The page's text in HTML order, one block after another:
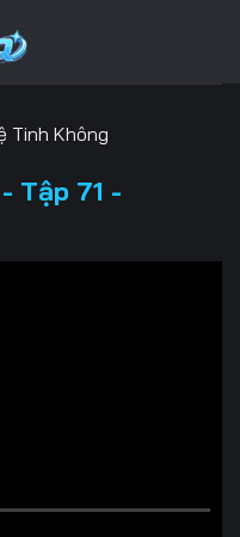
Tinh Không
Tập 71 -